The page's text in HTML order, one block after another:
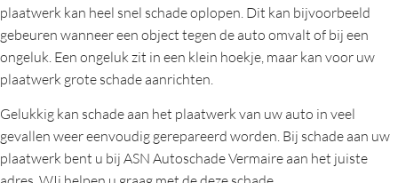
plaatwerk kan heel snel schade oplopen. Dit kan bijvoorbeeld
gebeuren wanneer een object tegen de auto omvalt of bij een
ongeluk. Een ongeluk zit in een klein hoekje, maar kan voor uw
plaatwerk grote schade aanrichten.
Gelukkig kan schade aan het plaatwerk van uw auto in veel
gevallen weer eenvoudig gerepareerd worden. Bij schade aan uw
plaatwerk bent u bij ASN Autoschade Vermaire aan het juiste